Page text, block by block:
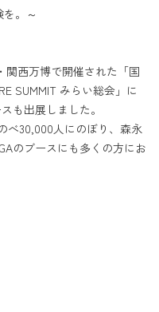
。～
関西万博で開催された「国
SUMMIT みらい総会」に
も出展しました。
べ30,000人にのぼり、森永
のブースにも多くの方にお